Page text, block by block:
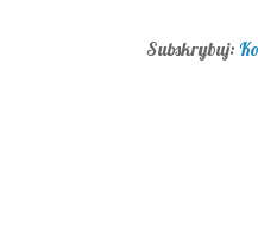
Subskrybuj: